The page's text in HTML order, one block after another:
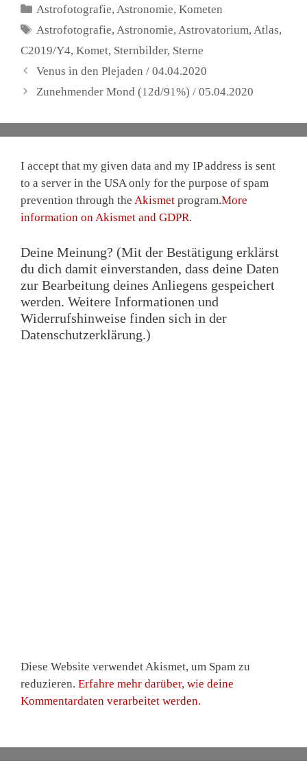
Kategorien
Astrofotografie,Astronomie,Kometen
Schlagwörter
Astrofotografie,Astronomie,Astrovatorium,Atlas,
C2019/Y4, Komet, Sternbilder, Sterne
Venus in den Plejaden / 04.04.2020
Zunehmender Mond (12d/91%) / 05.04.2020
I accept that my given data and my IP address is sent
to a server in the USA only for the purpose of spam
prevention through the Akismet program.More
information on Akismet and GDPR.
Deine Meinung? (Mit der Bestätigung erklärst
du dich damit einverstanden, dass deine Daten
zur Bearbeitung deines Anliegens gespeichert
werden. Weitere Informationen und
Widerrufshinweise finden sich in der
Datenschutzerklärung.)
Diese Website verwendet Akismet, um Spam zu
reduzieren. Erfahre mehr darüber, wie deine
Kommentardaten verarbeitet werden.